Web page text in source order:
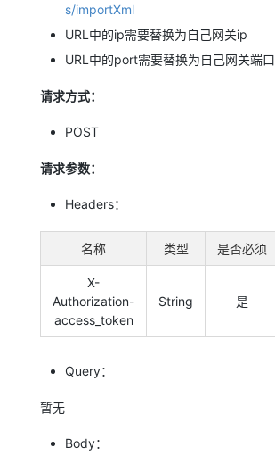
s/importXml
URL中的ip需要替换为自己网关ip
URL中的port需要替换为自己网关端口
请求方式：
POST
请求参数：
Headers：
名称 类型 是否必须
X-
Authorization-
access_token
String 是
Query：
暂无
Body：